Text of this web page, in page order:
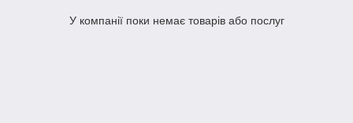
У компанії поки немає товарів або послуг